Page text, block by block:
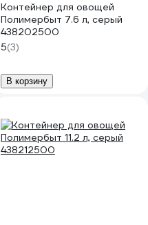
Контейнер для овощей
Полимербыт 7.6 л, серый
438202500
5(3)
В корзину